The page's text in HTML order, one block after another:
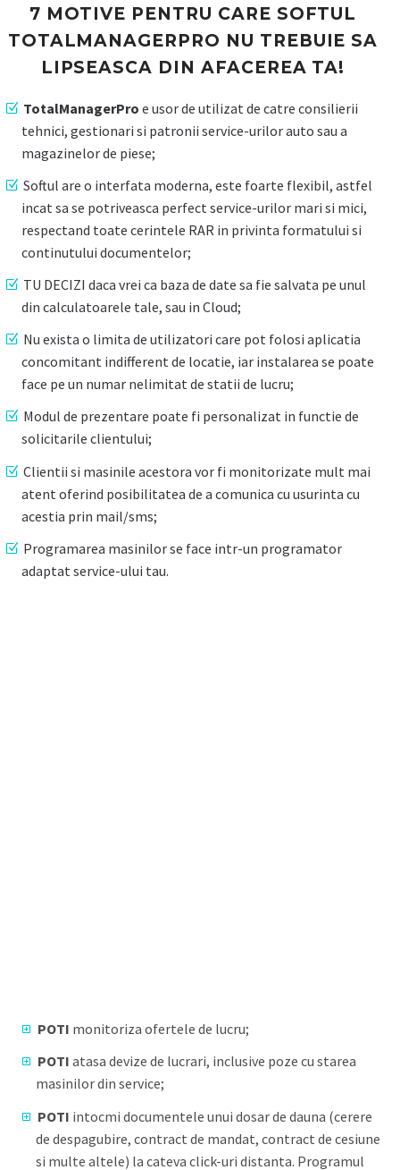
7 MOTIVE PENTRU CARE SOFTUL
TOTALMANAGERPRO NU TREBUIE SA
LIPSEASCA DIN AFACEREA TA!
TotalManagerPro e usor de utilizat de catre consilierii
tehnici, gestionari si patronii service-urilor auto sau a
magazinelor de piese;
Softul are o interfata moderna, este foarte flexibil, astfel
incat sa se potriveasca perfect service-urilor mari si mici,
respectand toate cerintele RAR in privinta formatului si
continutului documentelor;
TU DECIZI daca vrei ca baza de date sa fie salvata pe unul
din calculatoarele tale, sau in Cloud;
Nu exista o limita de utilizatori care pot folosi aplicatia
concomitant indifferent de locatie, iar instalarea se poate
face pe un numar nelimitat de statii de lucru;
Modul de prezentare poate fi personalizat in functie de
solicitarile clientului;
Clientii si masinile acestora vor fi monitorizate mult mai
atent oferind posibilitatea de a comunica cu usurinta cu
acestia prin mail/sms;
Programarea masinilor se face intr-un programator
adaptat service-ului tau.
POTI monitoriza ofertele de lucru;
POTI atasa devize de lucrari, inclusive poze cu starea
masinilor din service;
POTI intocmi documentele unui dosar de dauna (cerere
de despagubire, contract de mandat, contract de cesiune
si multe altele) la cateva click-uri distanta. Programul